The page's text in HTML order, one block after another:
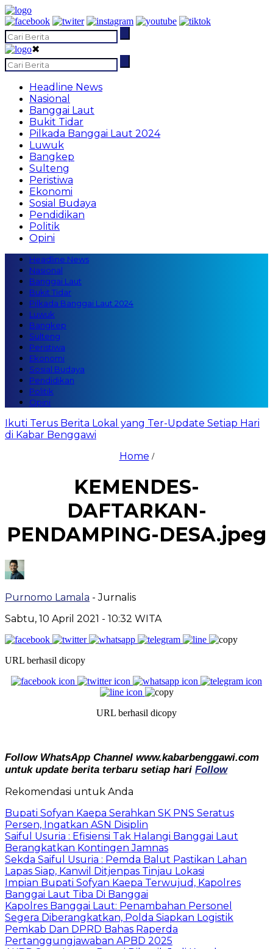
✖
Headline News
Nasional
Banggai Laut
Bukit Tidar
Pilkada Banggai Laut 2024
Luwuk
Bangkep
Sulteng
Peristiwa
Ekonomi
Sosial Budaya
Pendidikan
Politik
Opini
Headline News
Nasional
Banggai Laut
Bukit Tidar
Pilkada Banggai Laut 2024
Luwuk
Bangkep
Sulteng
Peristiwa
Ekonomi
Sosial Budaya
Pendidikan
Politik
Opini
Ikuti Terus Berita Lokal yang Ter-Update Setiap Hari
di Kabar Benggawi
Home /
KEMENDES-
DAFTARKAN-
PENDAMPING-DESA.jpeg
Purnomo Lamala - Jurnalis
Sabtu, 10 April 2021 - 10:32 WITA
URL berhasil dicopy
URL berhasil dicopy
Follow WhatsApp Channel www.kabarbenggawi.com
untuk update berita terbaru setiap hari Follow
Rekomendasi untuk Anda
Bupati Sofyan Kaepa Serahkan SK PNS Seratus
Persen, Ingatkan ASN Disiplin
Saiful Usuria : Efisiensi Tak Halangi Banggai Laut
Berangkatkan Kontingen Jamnas
Sekda Saiful Usuria : Pemda Balut Pastikan Lahan
Lapas Siap, Kanwil Ditjenpas Tinjau Lokasi
Impian Bupati Sofyan Kaepa Terwujud, Kapolres
Banggai Laut Tiba Di Banggai
Kapolres Banggai Laut: Penambahan Personel
Segera Diberangkatkan, Polda Siapkan Logistik
Pemkab Dan DPRD Bahas Raperda
Pertanggungjawaban APBD 2025